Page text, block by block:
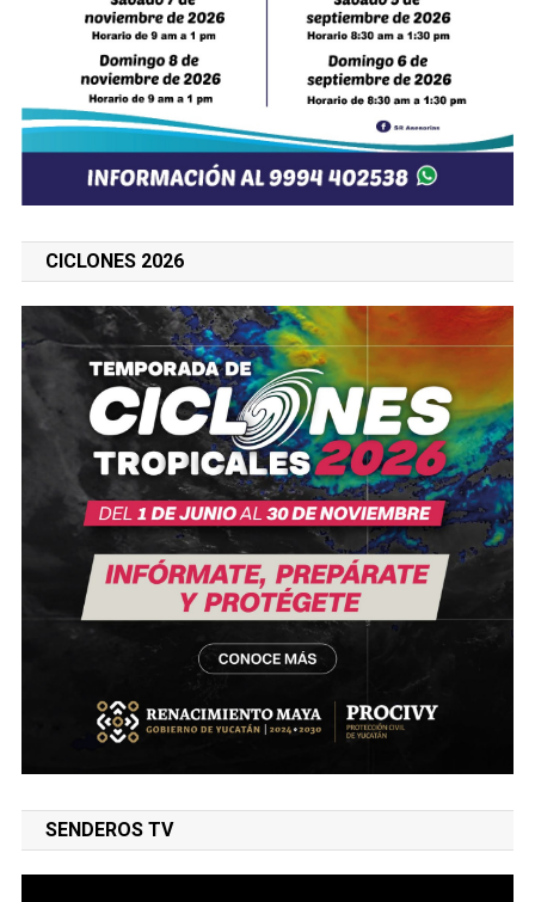
CICLONES 2026
SENDEROS TV